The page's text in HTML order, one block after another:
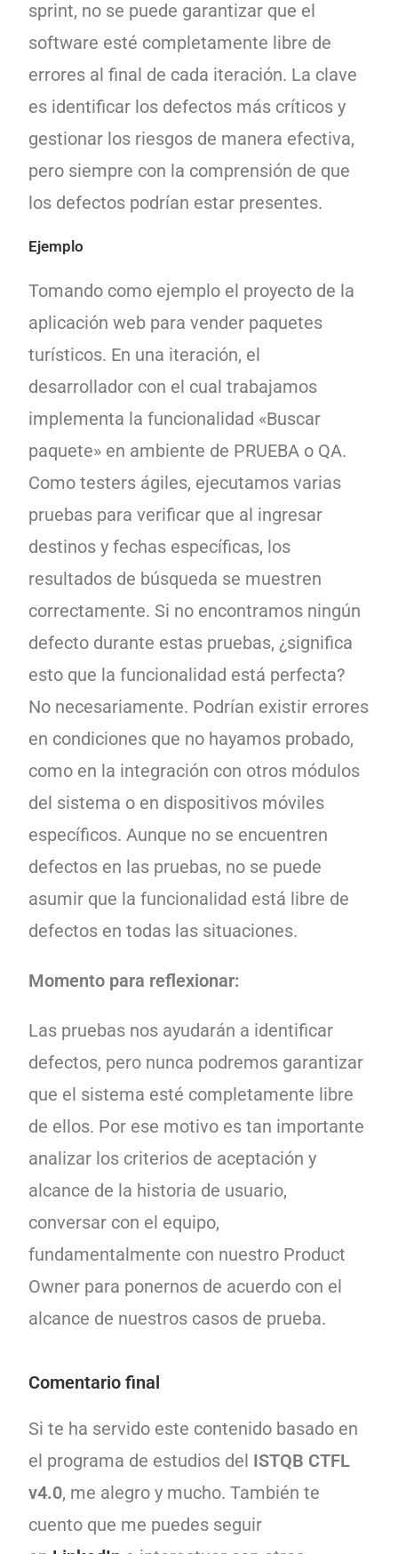
sprint, no se puede garantizar que el
software esté completamente libre de
errores al final de cada iteración. La clave
es identificar los defectos más críticos y
gestionar los riesgos de manera efectiva,
pero siempre con la comprensión de que
los defectos podrían estar presentes.
Ejemplo
Tomando como ejemplo el proyecto de la
aplicación web para vender paquetes
turísticos. En una iteración, el
desarrollador con el cual trabajamos
implementa la funcionalidad «Buscar
paquete» en ambiente de PRUEBA o QA.
Como testers ágiles, ejecutamos varias
pruebas para verificar que al ingresar
destinos y fechas específicas, los
resultados de búsqueda se muestren
correctamente. Si no encontramos ningún
defecto durante estas pruebas, ¿significa
esto que la funcionalidad está perfecta?
No necesariamente. Podrían existir errores
en condiciones que no hayamos probado,
como en la integración con otros módulos
del sistema o en dispositivos móviles
específicos. Aunque no se encuentren
defectos en las pruebas, no se puede
asumir que la funcionalidad está libre de
defectos en todas las situaciones.
Momento para reflexionar:
Las pruebas nos ayudarán a identificar
defectos, pero nunca podremos garantizar
que el sistema esté completamente libre
de ellos. Por ese motivo es tan importante
analizar los criterios de aceptación y
alcance de la historia de usuario,
conversar con el equipo,
fundamentalmente con nuestro Product
Owner para ponernos de acuerdo con el
alcance de nuestros casos de prueba.
Comentario final
Si te ha servido este contenido basado en
el programa de estudios del ISTQB CTFL
v4.0, me alegro y mucho. También te
cuento que me puedes seguir